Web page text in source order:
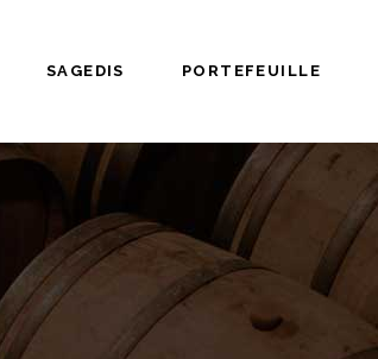
SAGEDIS PORTEFEUILLE